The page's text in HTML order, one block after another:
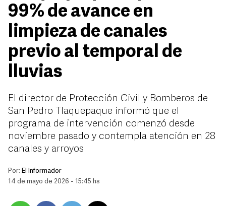
99% de avance en
limpieza de canales
previo al temporal de
lluvias
El director de Protección Civil y Bomberos de
San Pedro Tlaquepaque informó que el
programa de intervención comenzó desde
noviembre pasado y contempla atención en 28
canales y arroyos
Por: El Informador
14 de mayo de 2026 - 15:45 hs